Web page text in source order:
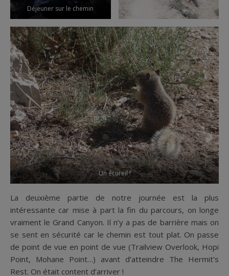
Déjeuner sur le chemin
Un écureil !
La deuxième partie de notre journée est la plus
intéressante car mise à part la fin du parcours, on longe
vraiment le Grand Canyon. Il n’y a pas de barrière mais on
se sent en sécurité car le chemin est tout plat. On passe
de point de vue en point de vue (Trailview Overlook, Hopi
Point, Mohane Point…) avant d’atteindre The Hermit’s
Rest. On était content d’arriver !